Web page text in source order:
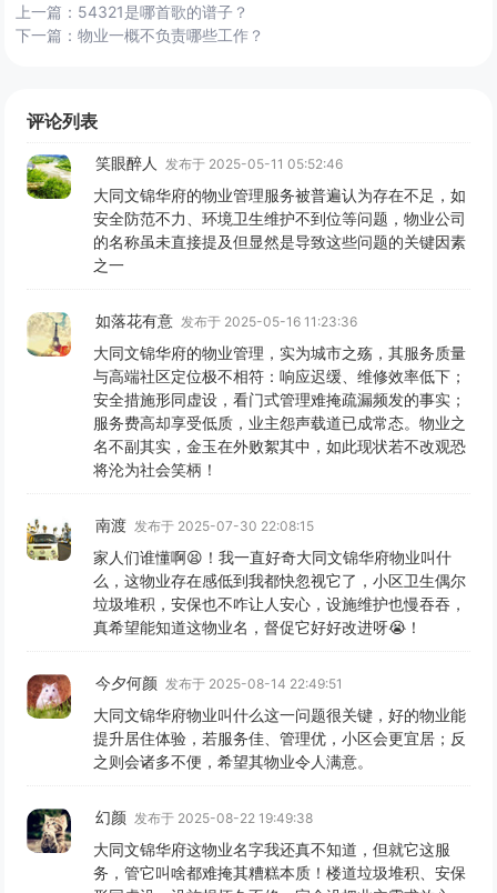
上一篇： 54321是哪首歌的谱子？
下一篇：物业一概不负责哪些工作？
评论列表
笑眼醉人 发布于 2025-05-11 05:52:46
大同文锦华府的物业管理服务被普遍认为存在不足，如
安全防范不力、环境卫生维护不到位等问题，物业公司
的名称虽未直接提及但显然是导致这些问题的关键因素
之一
如落花有意 发布于 2025-05-16 11:23:36
大同文锦华府的物业管理，实为城市之殇，其服务质量
与高端社区定位极不相符：响应迟缓、维修效率低下；
安全措施形同虚设，看门式管理难掩疏漏频发的事实；
服务费高却享受低质，业主怨声载道已成常态。物业之
名不副其实，金玉在外败絮其中，如此现状若不改观恐
将沦为社会笑柄！
南渡 发布于 2025-07-30 22:08:15
家人们谁懂啊😫！我一直好奇大同文锦华府物业叫什
么，这物业存在感低到我都快忽视它了，小区卫生偶尔
垃圾堆积，安保也不咋让人安心，设施维护也慢吞吞，
真希望能知道这物业名，督促它好好改进呀😭！
今夕何颜 发布于 2025-08-14 22:49:51
大同文锦华府物业叫什么这一问题很关键，好的物业能
提升居住体验，若服务佳、管理优，小区会更宜居；反
之则会诸多不便，希望其物业令人满意。
幻颜 发布于 2025-08-22 19:49:38
大同文锦华府这物业名字我还真不知道，但就它这服
务，管它叫啥都难掩其糟糕本质！楼道垃圾堆积、安保